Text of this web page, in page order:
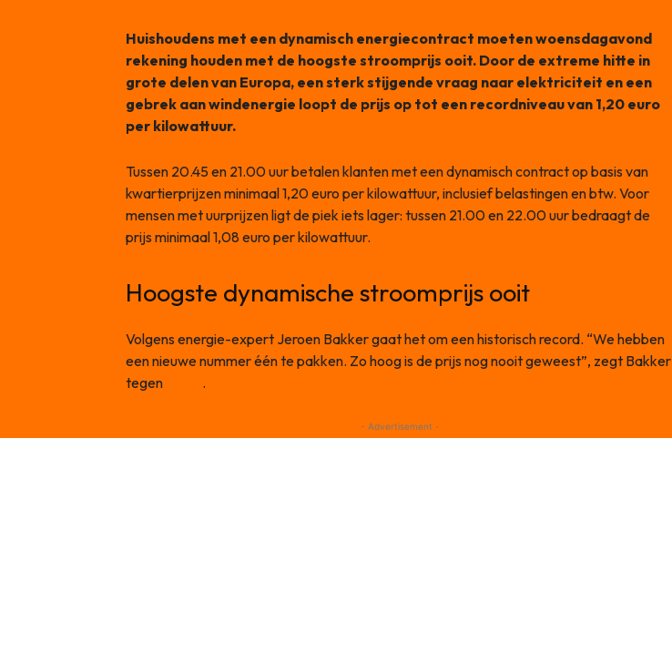
Huishoudens met een dynamisch energiecontract moeten woensdagavond
rekening houden met de hoogste stroomprijs ooit. Door de extreme hitte in
grote delen van Europa, een sterk stijgende vraag naar elektriciteit en een
gebrek aan windenergie loopt de prijs op tot een recordniveau van 1,20 euro
per kilowattuur.
Tussen 20.45 en 21.00 uur betalen klanten met een dynamisch contract op basis van
kwartierprijzen minimaal 1,20 euro per kilowattuur, inclusief belastingen en btw. Voor
mensen met uurprijzen ligt de piek iets lager: tussen 21.00 en 22.00 uur bedraagt de
prijs minimaal 1,08 euro per kilowattuur.
Hoogste dynamische stroomprijs ooit
Volgens energie-expert Jeroen Bakker gaat het om een historisch record. “We hebben
een nieuwe nummer één te pakken. Zo hoog is de prijs nog nooit geweest”, zegt Bakker
tegen
.
- Advertisement -